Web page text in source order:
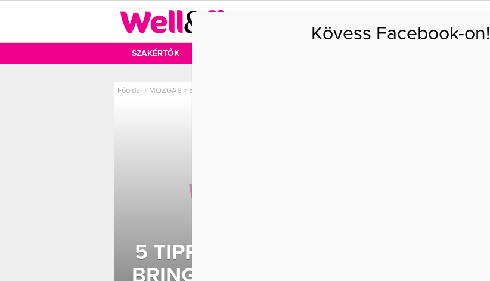
SZAKÉRTŐK
Főoldal > MOZGÁS > 5 tipp – így kerüld el a városi bringázás legfőbb veszélyeit
5 TIPP – ÍGY KERÜLD EL A VÁROSI
BRINGÁZÁS LEGFŐBB VESZÉLYEIT
Kövess Facebook-on!